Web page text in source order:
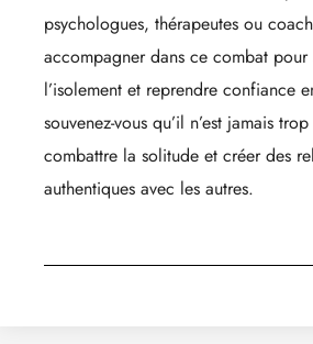
psychologues, thérapeutes ou
accompagner dans ce combat
l’isolement et reprendre confiance
souvenez-vous qu’il n’est jamais
combattre la solitude et créer des
authentiques avec les autres.